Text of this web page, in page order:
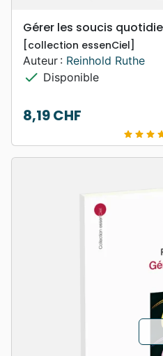
Gérer les soucis
[collection essenCiel]
Auteur : Reinhold Ruthe
check Disponible
Prix
8,19 CHF
star star star